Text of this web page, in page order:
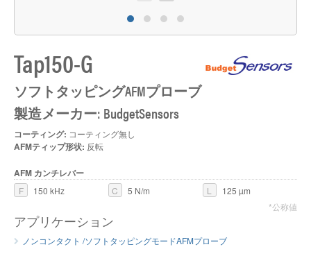
Tap150-G
ソフトタッピングAFMプローブ
製造メーカー: BudgetSensors
コーティング: コーティング無し
AFMティップ形状: 反転
AFM カンチレバー
F 150 kHz C 5 N/m L
125 µm
*公称値
アプリケーション
ノンコンタクト /ソフトタッピングモードAFMプローブ